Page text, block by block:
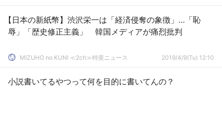
【日本の新紙幣】渋沢栄一は「経済侵奪の象徴」…「恥
辱」「歴史修正主義」 韓国メディアが痛烈批判
MIZUHO no KUNI ≪2ch≫特亜ニュース 2019/4/9(Tu) 12:10
小説書いてるやつって何を目的に書いてんの？